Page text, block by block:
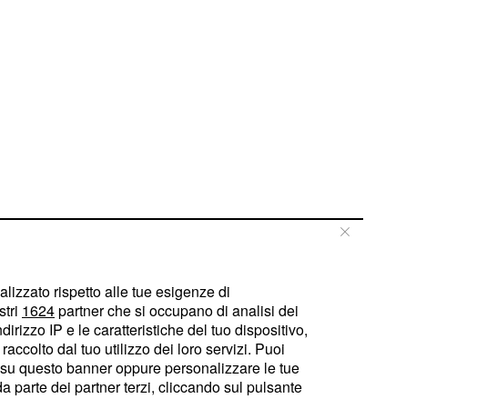
rispetto alle tue esigenze di
1624partner che si occupano di analisi dei
IP e le caratteristiche del tuo dispositivo,
dal tuo utilizzo dei loro servizi. Puoi
questo banner oppure personalizzare le tue
parte dei partner terzi, cliccando sul pulsante